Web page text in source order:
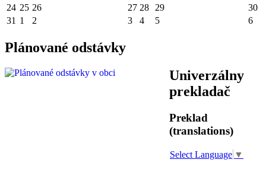
24 25 26 27 28 29
30
31 1 2 3 4 5 6
Plánované odstávky
Univerzálny
prekladač
Preklad
(translations)
Select Language ▼